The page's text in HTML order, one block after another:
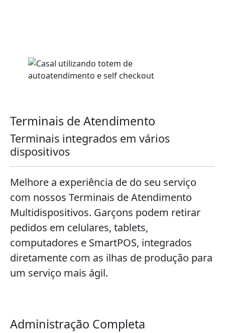
Terminais de Atendimento
Terminais integrados em vários
dispositivos
Melhore a experiência de do seu serviço
com nossos Terminais de Atendimento
Multidispositivos. Garçons podem retirar
pedidos em celulares, tablets,
computadores e SmartPOS, integrados
diretamente com as ilhas de produção para
um serviço mais ágil.
Administração Completa